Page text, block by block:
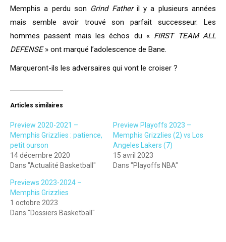
Memphis a perdu son Grind Fatheril y a plusieurs années
mais semble avoir trouvé son parfait successeur. Les
hommes passent mais les échos du « FIRST TEAM ALL
DEFENSE» ont marqué l’adolescence de Bane.
Marqueront-ils les adversaires qui vont le croiser ?
Articles similaires
Preview 2020-2021 –
Memphis Grizzlies : patience,
petit ourson
14 décembre 2020
Dans "Actualité Basketball"
Preview Playoffs 2023 –
Memphis Grizzlies (2) vs Los
Angeles Lakers (7)
15 avril 2023
Dans "Playoffs NBA"
Previews 2023-2024 –
Memphis Grizzlies
1 octobre 2023
Dans "Dossiers Basketball"